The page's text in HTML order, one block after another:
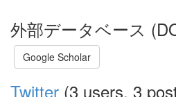
外部データベース
Google Scholar
Twitter (3 users, 3